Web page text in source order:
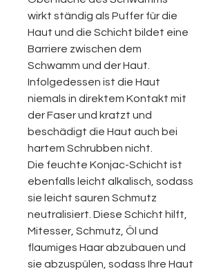
wirkt ständig als Puffer für die
Haut und die Schicht bildet eine
Barriere zwischen dem
Schwamm und der Haut.
Infolgedessen ist die Haut
niemals in direktem Kontakt mit
der Faser und kratzt und
beschädigt die Haut auch bei
hartem Schrubben nicht.
Die feuchte Konjac-Schicht ist
ebenfalls leicht alkalisch, sodass
sie leicht sauren Schmutz
neutralisiert. Diese Schicht hilft,
Mitesser, Schmutz, Öl und
flaumiges Haar abzubauen und
sie abzuspülen, sodass Ihre Haut